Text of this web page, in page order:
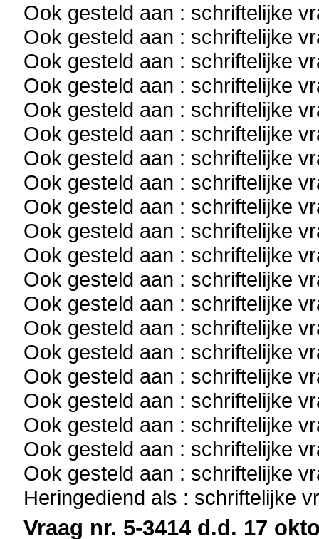
Ook gesteld aan : schriftelijke
Ook gesteld aan : schriftelijke
Ook gesteld aan : schriftelijke
Ook gesteld aan : schriftelijke
Ook gesteld aan : schriftelijke
Ook gesteld aan : schriftelijke
Ook gesteld aan : schriftelijke
Ook gesteld aan : schriftelijke
Ook gesteld aan : schriftelijke
Ook gesteld aan : schriftelijke
Ook gesteld aan : schriftelijke
Ook gesteld aan : schriftelijke
Ook gesteld aan : schriftelijke
Ook gesteld aan : schriftelijke
Ook gesteld aan : schriftelijke
Ook gesteld aan : schriftelijke
Ook gesteld aan : schriftelijke
Ook gesteld aan : schriftelijke
Ook gesteld aan : schriftelijke
Ook gesteld aan : schriftelijke
Heringediend als : schriftelijke
Vraag nr. 5-3414 d.d. 17